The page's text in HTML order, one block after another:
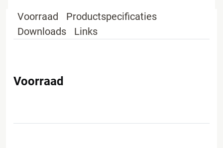
Voorraad
Productspecificaties
Downloads
Links
Voorraad